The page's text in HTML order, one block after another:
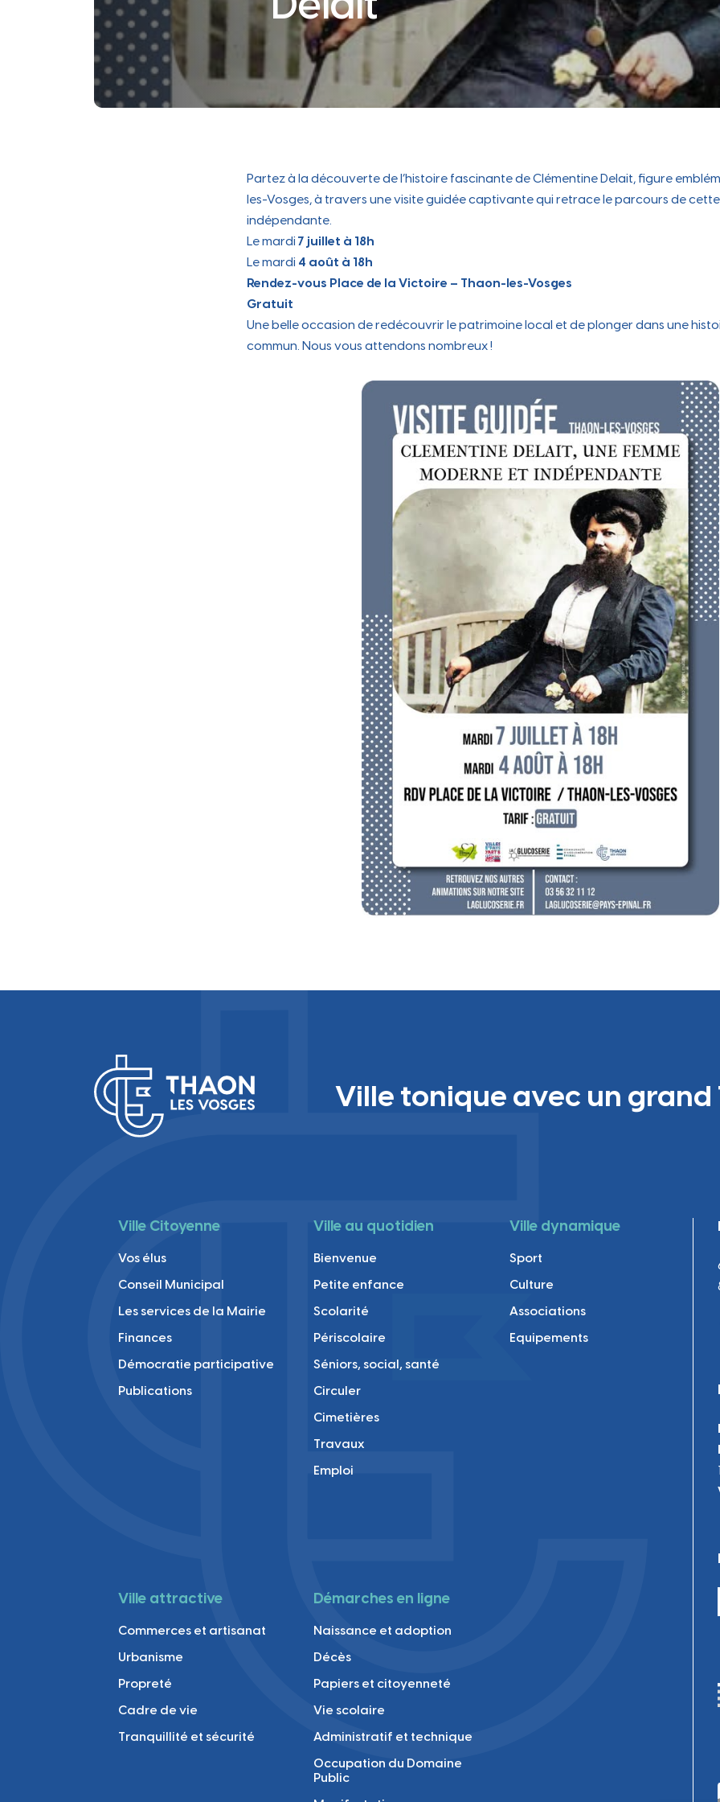
Tout savoir sur le budget communal
participative
Les instances participatives, le conseil des
jeunes...
Ville
Scolarité
De la maternelle au lycée, inscriptions
scolaires...
Périscolaire
Portail famille, Projet Éducatif De
Territoire, accueil périscolaire...
pour véhicules électriques, train…
commune
Ville au
La cartographie des équipements sportifs
et culturels
Ville
Police municipale, protection animale,
prévention…
Carte des commerces, marché
hebdomadaire, locaux disponibles…
Ville
Administratif et
technique
Occupation du Domaine
Public
Urbanisme Sanitaire sécurité
Travaux
Démarches
Partez à la découverte de l’histoire fascinante de Clémentine Delait, figure
les-Vosges, à travers une visite guidée captivante qui retrace le parcours de
indépendante.
Le mardi 7 juillet à 18h
Le mardi 4 août à 18h
Rendez-vous Place de la Victoire – Thaon-les-Vosges
Gratuit
Une belle occasion de redécouvrir le patrimoine local et de plonger dans une
commun. Nous vous attendons nombreux !
Ville tonique avec un grand
Ville Citoyenne
Vos élus
Conseil Municipal
Les services de la Mairie
Finances
Démocratie participative
Publications
Ville au quotidien
Bienvenue
Petite enfance
Scolarité
Périscolaire
Séniors, social, santé
Circuler
Cimetières
Travaux
Emploi
Ville dynamique
Sport
Culture
Associations
Equipements
Ville attractive
Commerces et artisanat
Urbanisme
Propreté
Cadre de vie
Tranquillité et sécurité
Démarches en ligne
Naissance et adoption
Décès
Papiers et citoyenneté
Vie scolaire
Administratif et technique
Occupation du Domaine
Public